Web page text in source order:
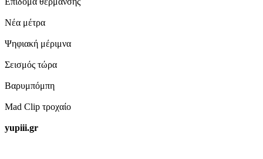
Νέα μέτρα
Ψηφιακή μέριμνα
Σεισμός τώρα
Βαρυμπόμπη
Mad Clip τροχαίο
yupiii.gr